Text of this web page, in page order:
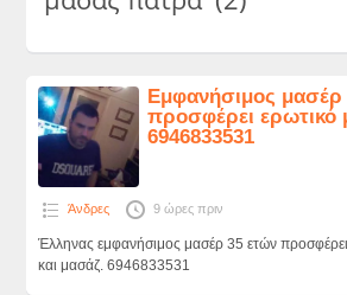
Εμφανήσιμος μασέρ
προσφέρει ερωτικό
6946833531
Άνδρες 9 ώρες πριν
Έλληνας εμφανήσιμος μασέρ 35 ετών προσφέρει
και μασάζ. 6946833531